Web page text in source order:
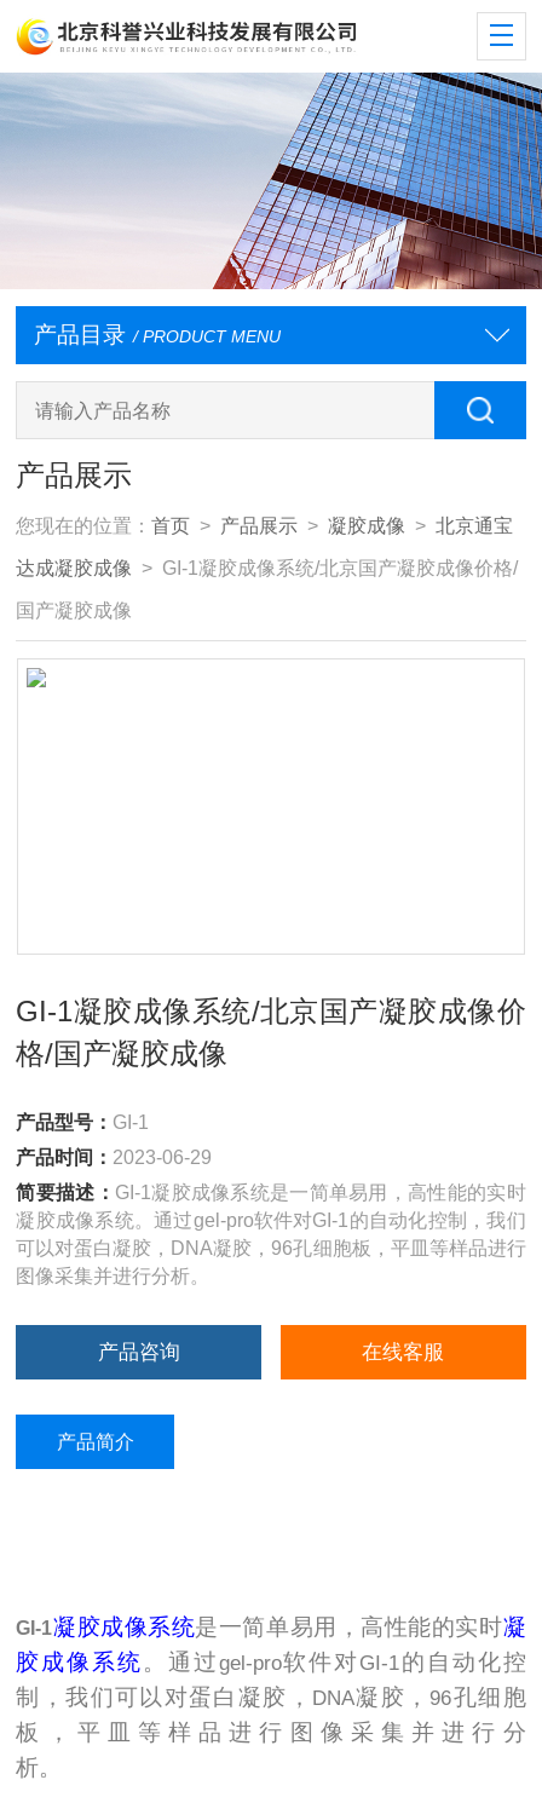
产品目录 / PRODUCT MENU
产品展示
您现在的位置：首页 > 产品展示 >凝胶成像 >北京通宝
达成凝胶成像 > GI-1凝胶成像系统/北京国产凝胶成像价格/
国产凝胶成像
GI-1凝胶成像系统/北京国产凝胶成像价
格/国产凝胶成像
产品型号： GI-1
产品时间： 2023-06-29
简要描述： GI-1凝胶成像系统是一简单易用，高性能的实时
凝胶成像系统。通过gel-pro软件对GI-1的自动化控制，我们
可以对蛋白凝胶，DNA凝胶，96孔细胞板，平皿等样品进行
图像采集并进行分析。
产品咨询 在线客服
产品简介
GI-1凝胶成像系统是一简单易用，高性能的实时凝
胶成像系统。通过gel-pro软件对GI-1的自动化控
制，我们可以对蛋白凝胶， DNA凝胶， 96孔细胞
板，平皿等样品进行图像采集并进行分
析。